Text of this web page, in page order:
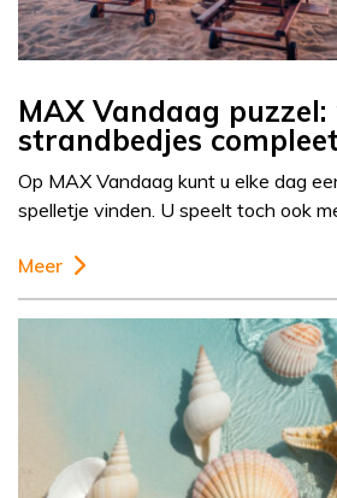
MAX Vandaag
strandbedjes compleet
Op MAX Vandaag kunt u elke dag
spelletje vinden. U speelt toch ook
Meer